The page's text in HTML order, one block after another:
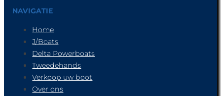
NAVIGATIE
Home
J/Boats
Delta Powerboats
Tweedehands
Verkoop uw boot
Over ons